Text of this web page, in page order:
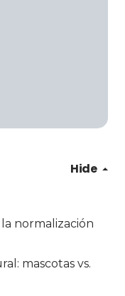
Hide
normalización
mascotas vs.